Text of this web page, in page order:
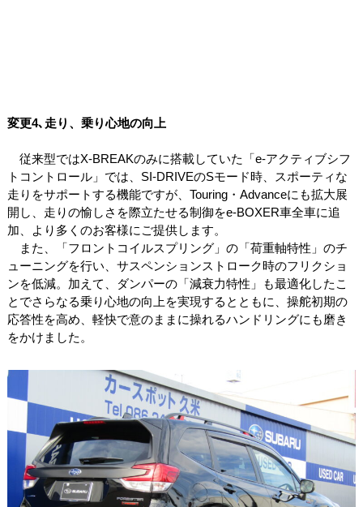
変更4､走り、乗り心地の向上
従来型ではX-BREAKのみに搭載していた「e-アクティブシフ
トコントロール」では、SI-DRIVEのSモード時、スポーティな
走りをサポートする機能ですが、Touring・Advanceにも拡大展
開し、走りの愉しさを際立たせる制御をe-BOXER車全車に追
加、より多くのお客様にご提供します。
また、「フロントコイルスプリング」の「荷重軸特性」のチ
ューニングを行い、サスペンションストローク時のフリクショ
ンを低減。加えて、ダンパーの「減衰力特性」も最適化したこ
とでさらなる乗り心地の向上を実現するとともに、操舵初期の
応答性を高め、軽快で意のままに操れるハンドリングにも磨き
をかけました。